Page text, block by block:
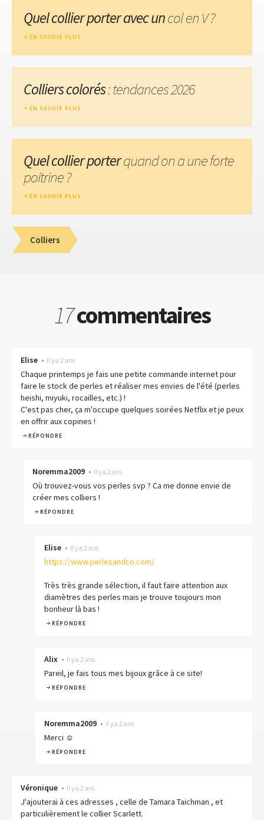
Quel collier porter avec uncol en V ?
EN SAVOIR PLUS
Colliers colorés: tendances 2026
EN SAVOIR PLUS
Quel collier porterquand on a une forte
poitrine ?
EN SAVOIR PLUS
Colliers
17commentaires
Elise • Il y a 2 ans
Chaque printemps je fais une petite commande internet pour
faire le stock de perles et réaliser mes envies de l'été (perles
heishi, miyuki, rocailles, etc.) !
C'est pas cher, ça m'occupe quelques soirées Netflix et je peux
en offrir aux copines !
RÉPONDRE
Noremma2009 • Il y a 2 ans
Où trouvez-vous vos perles svp ? Ca me donne envie de
créer mes colliers !
RÉPONDRE
Elise • Il y a 2 ans
https://www.perlesandco.com/
Très très grande sélection, il faut faire attention aux
diamètres des perles mais je trouve toujours mon
bonheur là bas !
RÉPONDRE
Alix • Il y a 2 ans
Pareil, je fais tous mes bijoux grâce à ce site!
RÉPONDRE
Noremma2009 • Il y a 2 ans
Merci ☺️
RÉPONDRE
Véronique • Il y a 2 ans
J'ajouterai à ces adresses , celle de Tamara Taichman , et
particulièrement le collier Scarlett.